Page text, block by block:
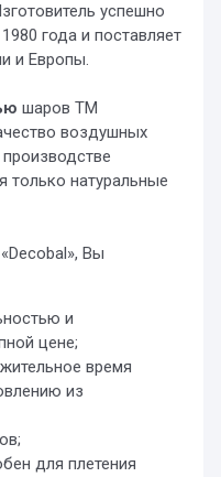
успешно
года и поставляет
и Европы.
шаров ТМ
воздушных
только натуральные
Вы
и
цене;
время
из
для плетения